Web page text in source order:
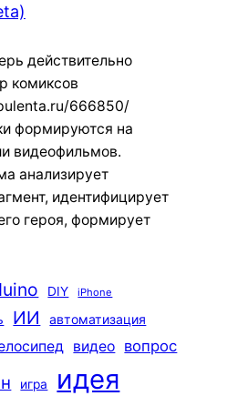
действительно
комиксов
666850/
формируются на
видеофильмов.
анализирует
идентифицирует
героя, формирует
DIY iPhone
ИИ автоматизация
видео вопрос
игра идея